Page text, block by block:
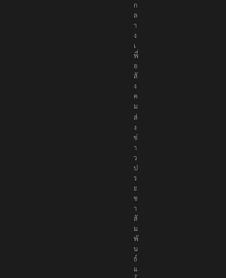
ก
ล
า
ง
เ
พื่
อ
สั
ง
ค
ม
ส่
ง
ข่
า
ว
ป
ร
ะ
ช
า
สั
ม
พั
น
ธ์
แ